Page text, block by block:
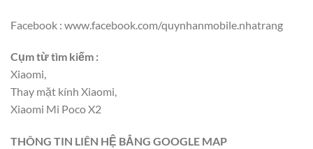
Facebook : www.facebook.com/quynhanmobile.nhatrang
Cụm từ tìm kiếm :
Xiaomi,
Thay mặt kính Xiaomi,
Xiaomi Mi Poco X2
THÔNG TIN LIÊN HỆ BẲNG GOOGLE MAP